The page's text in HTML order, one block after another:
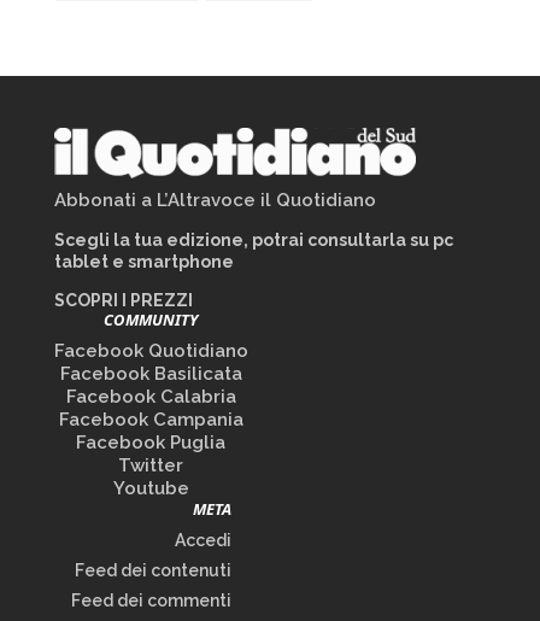
Abbonati a L’Altravoce il Quotidiano
Scegli la tua edizione, potrai consultarla su pc
tablet e smartphone
SCOPRI I PREZZI
COMMUNITY
Facebook Quotidiano
Facebook Basilicata
Facebook Calabria
Facebook Campania
Facebook Puglia
Twitter
Youtube
META
Accedi
Feed dei contenuti
Feed dei commenti